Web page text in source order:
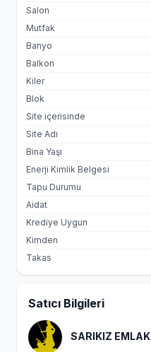
Salon
Mutfak
Banyo
Balkon
Kiler
Blok
Site içerisinde
Site Adı
Bina Yaşı
Enerji Kimlik Belgesi
Tapu Durumu
Aidat
Krediye Uygun
Kimden
Takas
Satıcı Bilgileri
SARIKIZ EMLAK